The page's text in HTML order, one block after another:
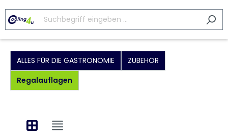
ALLES FÜR DIE GASTRONOMIE
ZUBEHÖR
Regalauflagen